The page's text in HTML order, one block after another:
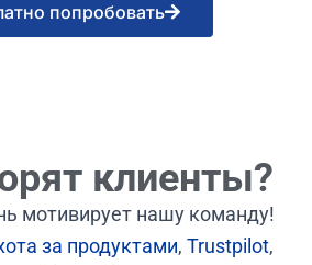
попробовать
клиенты?
мотивирует нашу команду!
за продуктами, Trustpilot,